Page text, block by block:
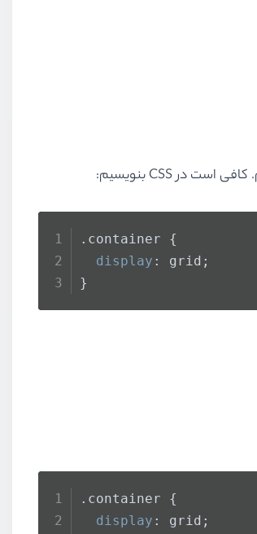
.container {
display : grid;
}
.container {
display : grid;